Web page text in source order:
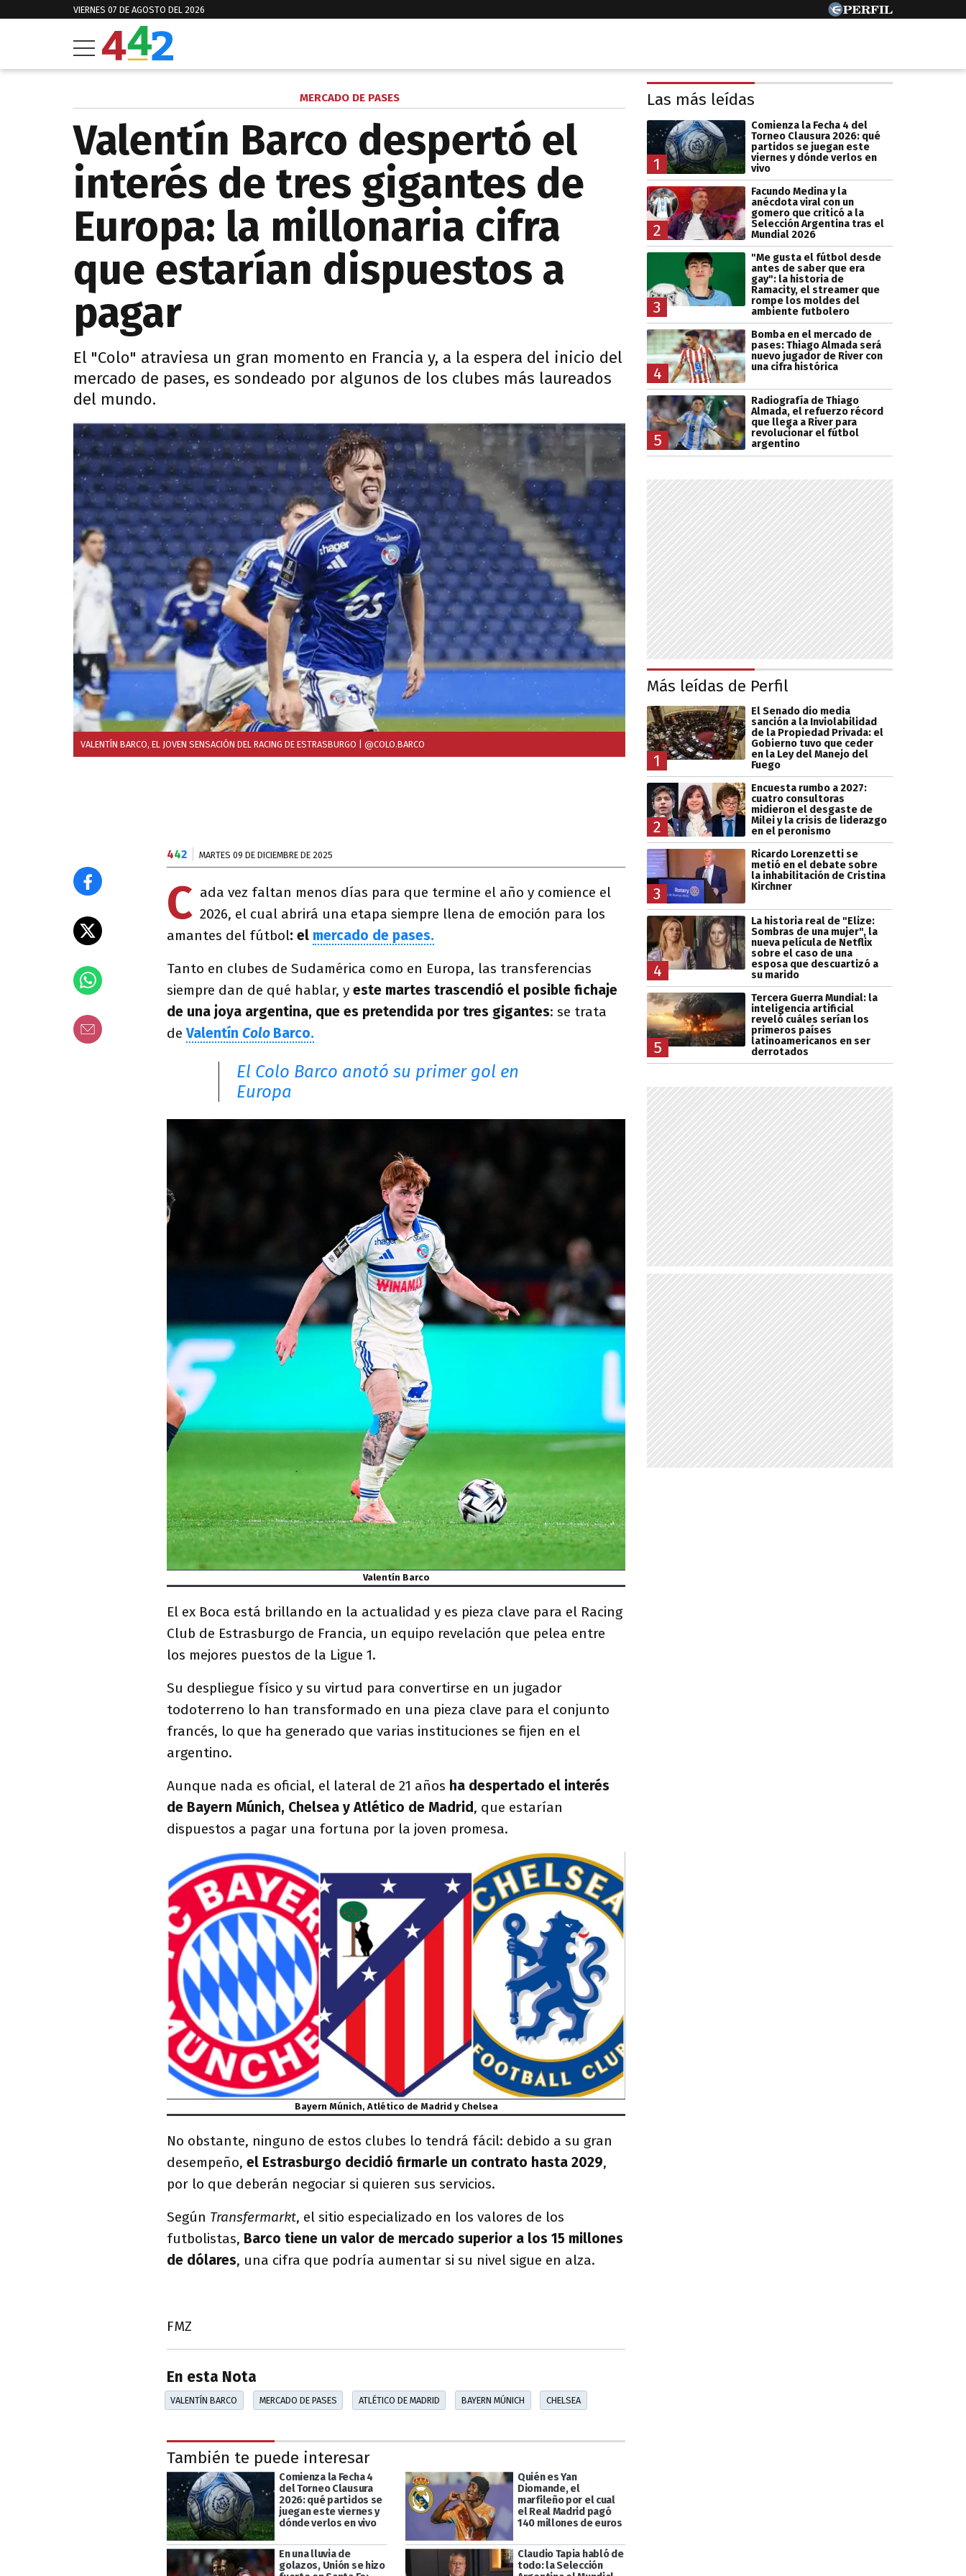
VIERNES 07 DE AGOSTO DEL 2026
MERCADO DE PASES
Valentín Barco despertó el
interés de tres gigantes de
Europa: la millonaria cifra
que estarían dispuestos a
pagar
El "Colo" atraviesa un gran momento en Francia y, a la espera del inicio del
mercado de pases, es sondeado por algunos de los clubes más laureados
del mundo.
VALENTÍN BARCO, EL JOVEN SENSACIÓN DEL RACING DE ESTRASBURGO | @COLO.BARCO
442 MARTES 09 DE DICIEMBRE DE 2025
C ada vez faltan menos días para que termine el año y comience el
2026, el cual abrirá una etapa siempre llena de emoción para los
amantes del fútbol: el mercado de pases.
Tanto en clubes de Sudamérica como en Europa, las transferencias
siempre dan de qué hablar, y este martes trascendió el posible fichaje
de una joya argentina, que es pretendida por tres gigantes: se trata
deValentín Colo Barco.
El Colo Barco anotó su primer gol en
Europa
Valentín Barco
El ex Boca está brillando en la actualidad y es pieza clave para el Racing
Club de Estrasburgo de Francia, un equipo revelación que pelea entre
los mejores puestos de la Ligue 1.
Su despliegue físico y su virtud para convertirse en un jugador
todoterreno lo han transformado en una pieza clave para el conjunto
francés, lo que ha generado que varias instituciones se fijen en el
argentino.
Aunque nada es oficial, el lateral de 21 años ha despertado el interés
de Bayern Múnich, Chelsea y Atlético de Madrid, que estarían
dispuestos a pagar una fortuna por la joven promesa.
Bayern Múnich, Atlético de Madrid y Chelsea
No obstante, ninguno de estos clubes lo tendrá fácil: debido a su gran
desempeño, el Estrasburgo decidió firmarle un contrato hasta 2029,
por lo que deberán negociar si quieren sus servicios.
Según Transfermarkt, el sitio especializado en los valores de los
futbolistas, Barco tiene un valor de mercado superior a los 15 millones
de dólares, una cifra que podría aumentar si su nivel sigue en alza.
FMZ
En esta Nota
VALENTÍN BARCO MERCADO DE PASES ATLÉTICO DE MADRID BAYERN MÚNICH CHELSEA
También te puede interesar
Comienza la Fecha 4
del Torneo Clausura
2026: qué partidos se
juegan este viernes y
dónde verlos en vivo
Quién es Yan
Diomande, el
marfileño por el cual
el Real Madrid pagó
140 millones de euros
En una lluvia de
golazos, Unión se hizo
Claudio Tapia habló de
todo: la Selección
Las más leídas
1
Comienza la Fecha 4 del
Torneo Clausura 2026: qué
partidos se juegan este
viernes y dónde verlos en
vivo
2
Facundo Medina y la
anécdota viral con un
gomero que criticó a la
Selección Argentina tras el
Mundial 2026
3
"Me gusta el fútbol desde
antes de saber que era
gay": la historia de
Ramacity, el streamer que
rompe los moldes del
ambiente futbolero
4
Bomba en el mercado de
pases: Thiago Almada será
nuevo jugador de River con
una cifra histórica
5
Radiografía de Thiago
Almada, el refuerzo récord
que llega a River para
revolucionar el fútbol
argentino
Más leídas de Perfil
1
El Senado dio media
sanción a la Inviolabilidad
de la Propiedad Privada: el
Gobierno tuvo que ceder
en la Ley del Manejo del
Fuego
2
Encuesta rumbo a 2027:
cuatro consultoras
midieron el desgaste de
Milei y la crisis de liderazgo
en el peronismo
3
Ricardo Lorenzetti se
metió en el debate sobre
la inhabilitación de Cristina
Kirchner
4
La historia real de "Elize:
Sombras de una mujer", la
nueva película de Netflix
sobre el caso de una
esposa que descuartizó a
su marido
5
Tercera Guerra Mundial: la
inteligencia artificial
reveló cuáles serían los
primeros países
latinoamericanos en ser
derrotados